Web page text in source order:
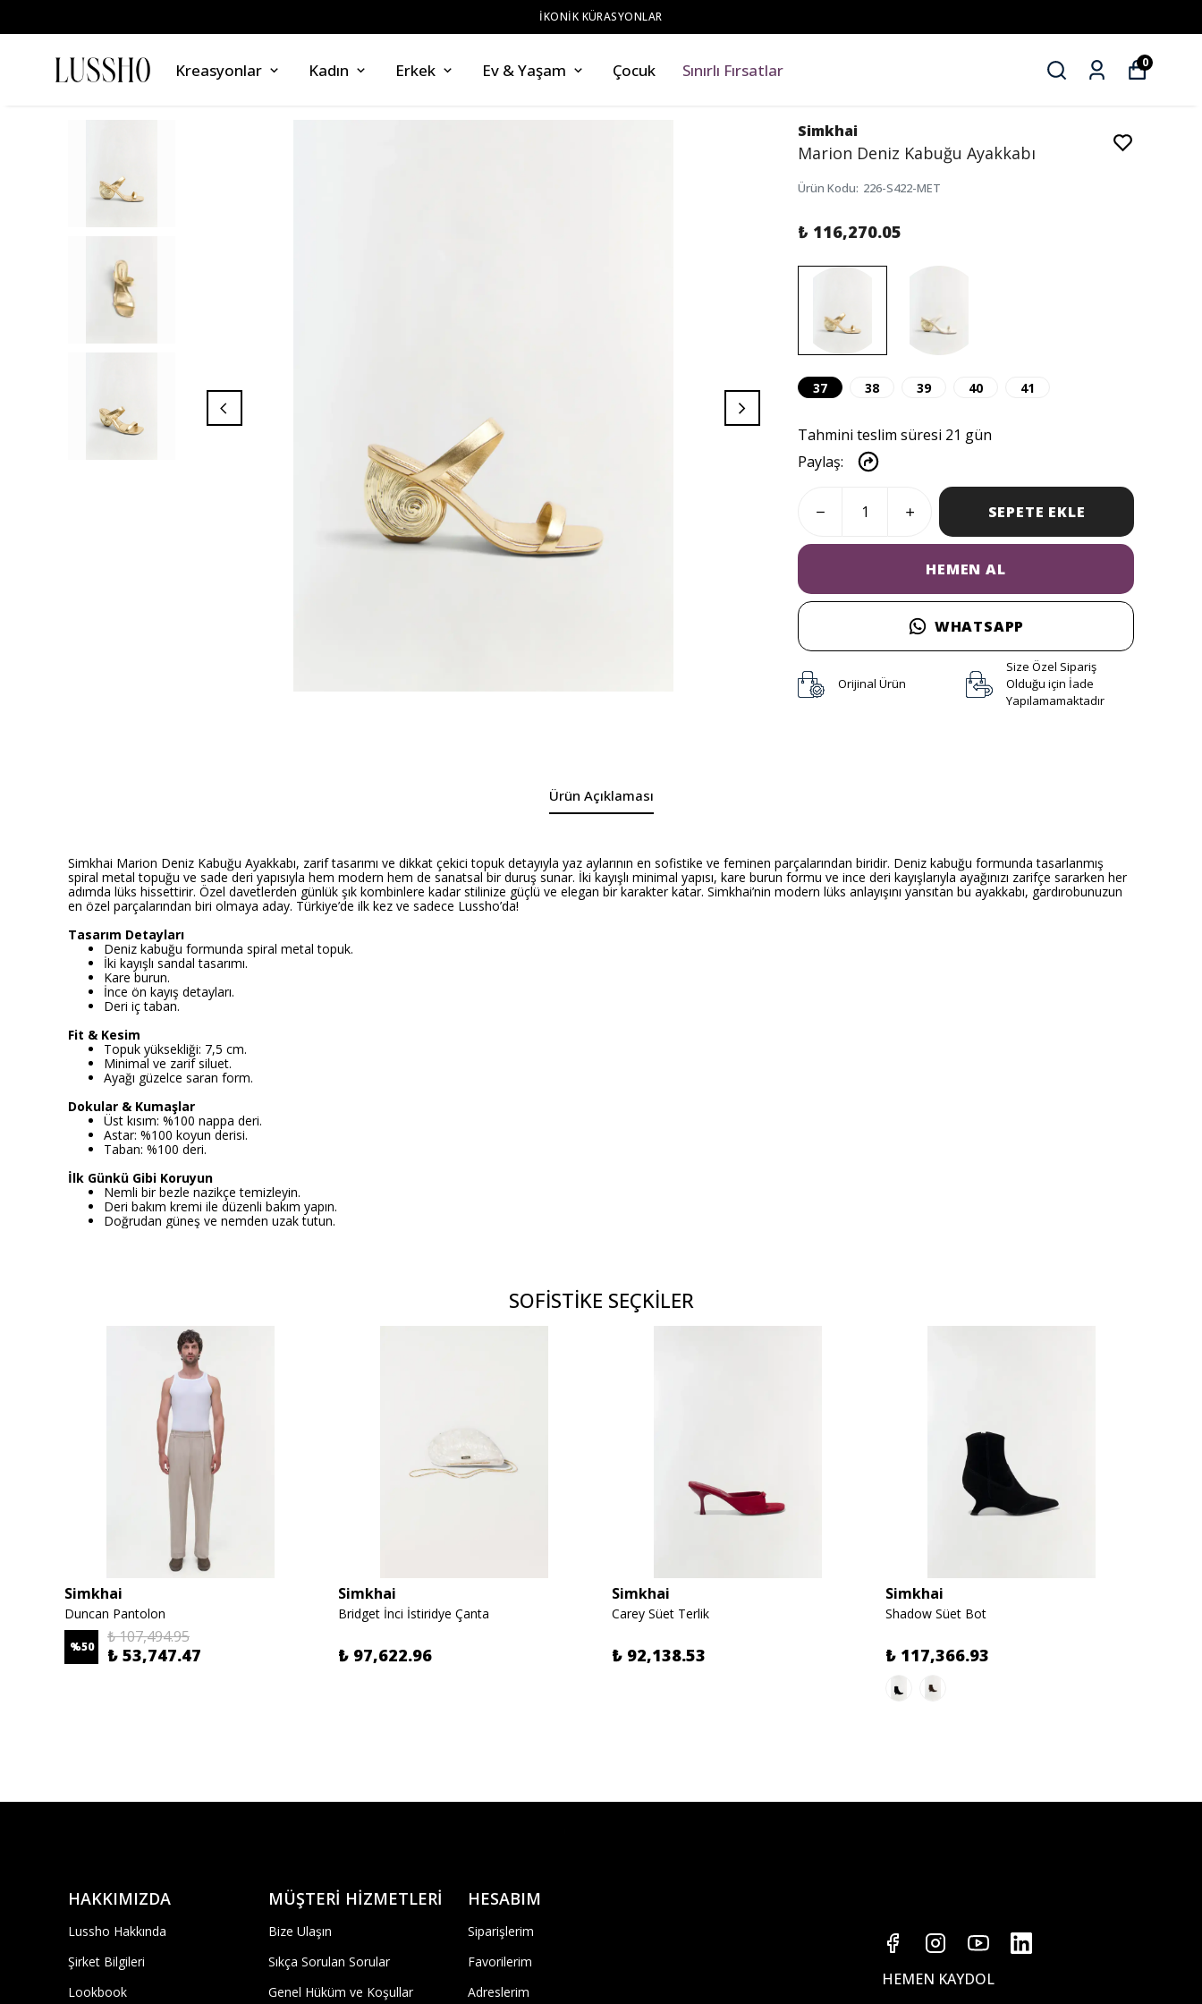
Kreasyonlar Kadın Erkek Ev & Yaşam Çocuk Sınırlı Fırsatlar 0
Simkhai
Marion Deniz Kabuğu Ayakkabı
Ürün Kodu: 226-S422-MET
₺ 116,270.05
37 38 39 40 41
Tahmini teslim süresi 21 gün
Paylaş:
SEPETE EKLE
HEMEN AL
WHATSAPP
Orijinal Ürün
Size Özel Sipariş
Olduğu için İade
Yapılamamaktadır
Ürün Açıklaması
Simkhai Marion Deniz Kabuğu Ayakkabı, zarif tasarımı ve dikkat çekici topuk detayıyla yaz aylarının en sofistike ve feminen parçalarından biridir. Deniz kabuğu formunda tasarlanmış
spiral metal topuğu ve sade deri yapısıyla hem modern hem de sanatsal bir duruş sunar. İki kayışlı minimal yapısı, kare burun formu ve ince deri kayışlarıyla ayağınızı zarifçe sararken her
adımda lüks hissettirir. Özel davetlerden günlük şık kombinlere kadar stilinize güçlü ve elegan bir karakter katar. Simkhai’nin modern lüks anlayışını yansıtan bu ayakkabı, gardırobunuzun
en özel parçalarından biri olmaya aday. Türkiye’de ilk kez ve sadece Lussho’da!
Tasarım Detayları
Deniz kabuğu formunda spiral metal topuk.
İki kayışlı sandal tasarımı.
Kare burun.
İnce ön kayış detayları.
Deri iç taban.
Fit & Kesim
Topuk yüksekliği: 7,5 cm.
Minimal ve zarif siluet.
Ayağı güzelce saran form.
Dokular & Kumaşlar
Üst kısım: %100 nappa deri.
Astar: %100 koyun derisi.
Taban: %100 deri.
İlk Günkü Gibi Koruyun
Nemli bir bezle nazikçe temizleyin.
Deri bakım kremi ile düzenli bakım yapın.
Doğrudan güneş ve nemden uzak tutun.
SOFİSTİKE SEÇKİLER
Simkhai
Duncan Pantolon
%50
₺ 107,494.95
₺ 53,747.47
Simkhai
Bridget İnci İstiridye Çanta
₺ 97,622.96
Simkhai
Carey Süet Terlik
₺ 92,138.53
Simkhai
Shadow Süet Bot
₺ 117,366.93
HAKKIMIZDA
Lussho Hakkında
Şirket Bilgileri
Lookbook
MÜŞTERİ HİZMETLERİ
Bize Ulaşın
Sıkça Sorulan Sorular
Genel Hüküm ve Koşullar
HESABIM
Siparişlerim
Favorilerim
Adreslerim
HEMEN KAYDOL